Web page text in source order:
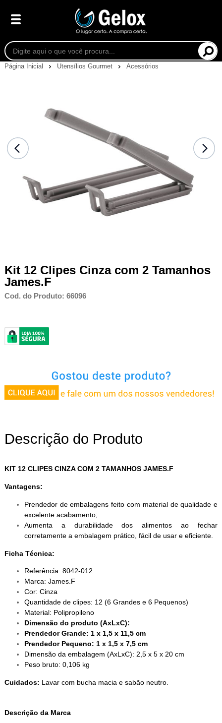
Página Inicial Utensílios Gourmet Acessórios
Kit 12 Clipes Cinza com 2 Tamanhos
James.F
Cod. do Produto: 66096
Descrição do Produto
KIT 12 CLIPES CINZA COM 2 TAMANHOS JAMES.F
Vantagens:
Prendedor de embalagens feito com material de qualidade e
excelente acabamento;
Aumenta a durabilidade dos alimentos ao fechar
corretamente a embalagem prático, fácil de usar e eficiente.
Ficha Técnica:
Referência: 8042-012
Marca: James.F
Cor: Cinza
Quantidade de clipes: 12 (6 Grandes e 6 Pequenos)
Material: Polipropileno
Dimensão do produto (AxLxC):
Prendedor Grande: 1 x 1,5 x 11,5 cm
Prendedor Pequeno: 1 x 1,5 x 7,5 cm
Dimensão da embalagem (AxLxC): 2,5 x 5 x 20 cm
Peso bruto: 0,106 kg
Cuidados: Lavar com bucha macia e sabão neutro.
Descrição da Marca